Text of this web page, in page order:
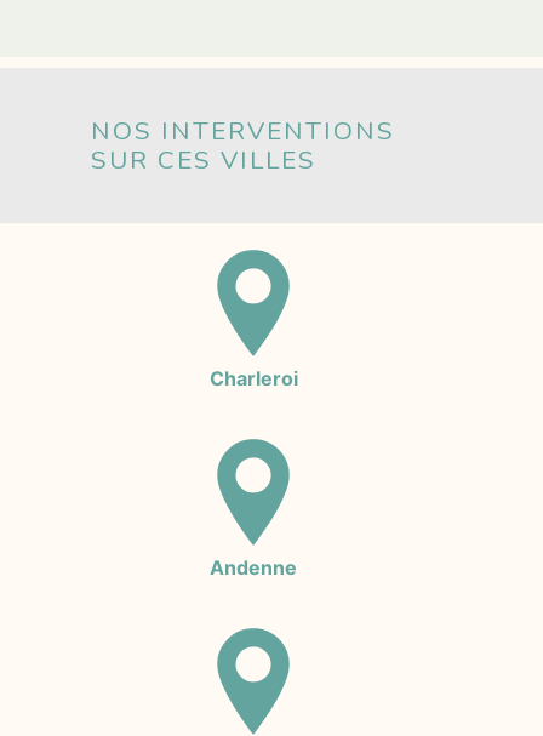
NOS INTERVENTIONS
SUR CES VILLES
Charleroi
Andenne